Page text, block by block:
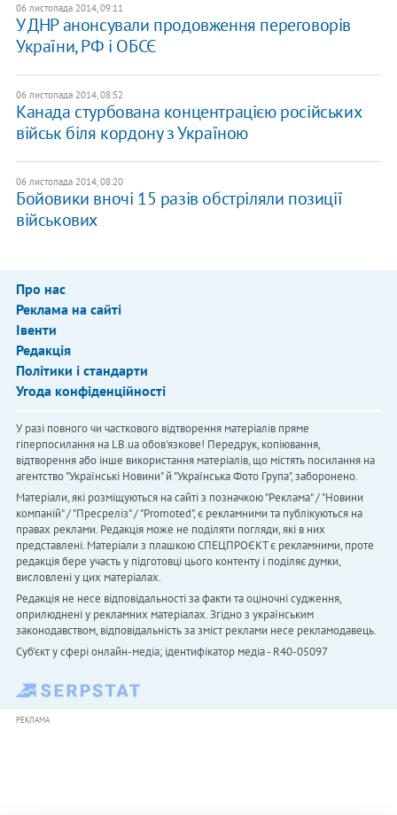
06 листопада 2014, 09:11
У ДНР анонсували продовження переговорів
України, РФ і ОБСЄ
06 листопада 2014, 08:52
Канада стурбована концентрацією російських
військ біля кордону з Україною
06 листопада 2014, 08:20
Бойовики вночі 15 разів обстріляли позиції
військових
Про нас
Реклама на сайті
Івенти
Редакція
Політики і стандарти
Угода конфіденційності
У разі повного чи часткового відтворення матеріалів пряме
гіперпосилання на LB.ua обов'язкове! Передрук, копіювання,
відтворення або інше використання матеріалів, що містять посилання на
агентство "Українськi Новини" й "Українська Фото Група", заборонено.
Матеріали, які розміщуються на сайті з позначкою "Реклама" / "Новини
компаній" / "Пресреліз" / "Promoted", є рекламними та публікуються на
правах реклами. Редакція може не поділяти погляди, які в них
представлені. Матеріали з плашкою СПЕЦПРОЄКТ є рекламними, проте
редакція бере участь у підготовці цього контенту і поділяє думки,
висловлені у цих матеріалах.
Редакція не несе відповідальності за факти та оціночні судження,
оприлюднені у рекламних матеріалах. Згідно з українським
законодавством, відповідальність за зміст реклами несе рекламодавець.
Cуб'єкт у сфері онлайн-медіа; ідентифікатор медіа - R40-05097
РЕКЛАМА